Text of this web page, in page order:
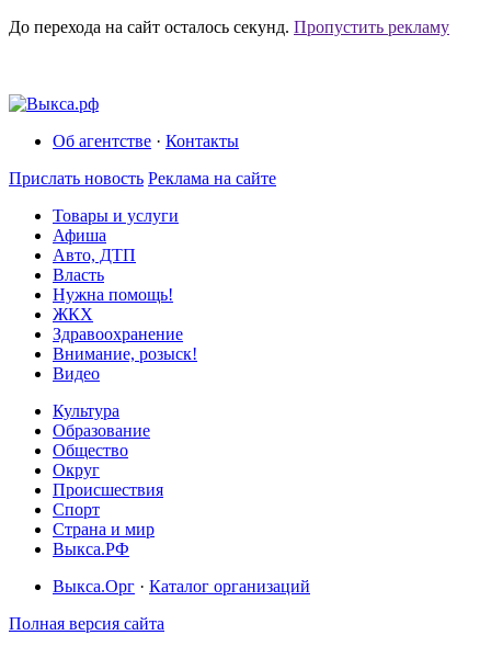
До перехода на сайт осталось секунд. Пропустить рекламу
Об агентстве · Контакты
Прислать новость Реклама на сайте
Товары и услуги
Афиша
Авто, ДТП
Власть
Нужна помощь!
ЖКХ
Здравоохранение
Внимание, розыск!
Видео
Культура
Образование
Общество
Округ
Происшествия
Спорт
Страна и мир
Выкса.РФ
Выкса.Орг · Каталог организаций
Полная версия сайта